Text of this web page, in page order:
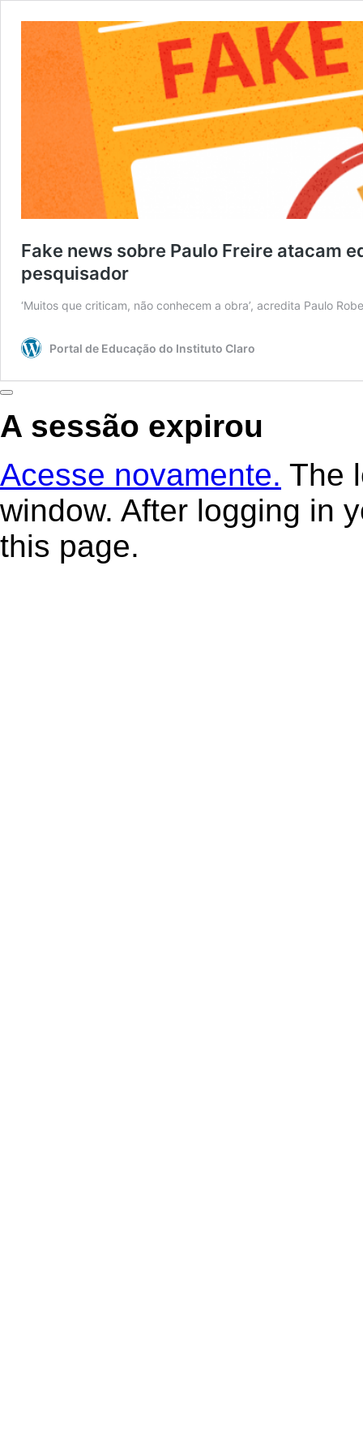
Fake news sobre Paulo Freire atacam
pesquisador
‘Muitos que criticam, não conhecem a obra’, acredita Paulo
Portal de Educação do Instituto Claro
Fechar
A sessão expirou
Acesse novamente. The
window. After logging in
this page.